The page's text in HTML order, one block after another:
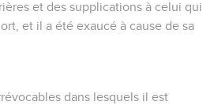
et des supplications à celui qui
et il a été exaucé à cause de sa
dans lesquels il est